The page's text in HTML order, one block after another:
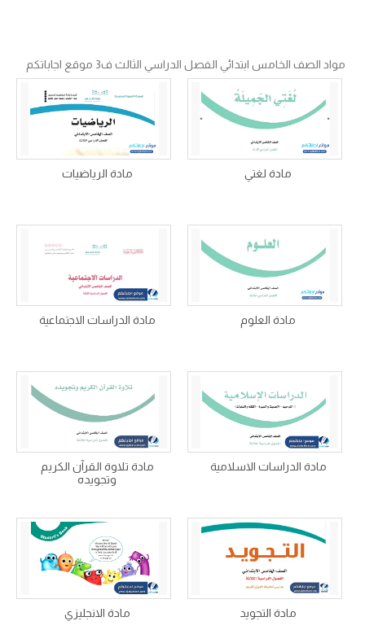
مواد الصف الخامس ابتدائي الفصل الدراسي الثالث ف3 موقع اجاباتكم
مادة لغتي مادة الرياضيات
مادة العلوم مادة الدراسات الاجتماعية
مادة الدراسات الاسلامية
مادة تلاوة القرآن الكريم
وتجويده
مادة التجويد مادة الانجليزي